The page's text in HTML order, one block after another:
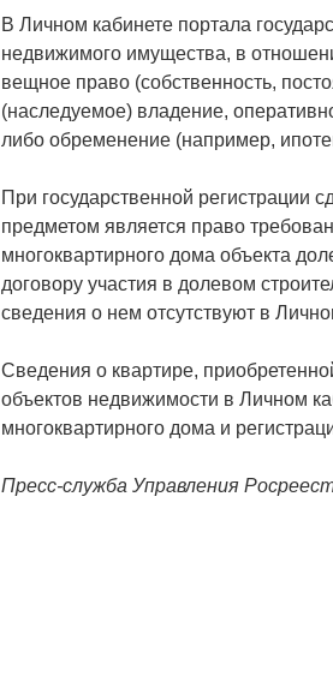
В Личном кабинете портала
недвижимого имущества, в
вещное право (собственность,
(наследуемое) владение,
либо обременение (например,
При государственной регистрации
предметом является право
многоквартирного дома объекта
договору участия в долевом
сведения о нем отсутствуют в
Сведения о квартире,
объектов недвижимости в Личном
многоквартирного дома и
Пресс-служба Управления